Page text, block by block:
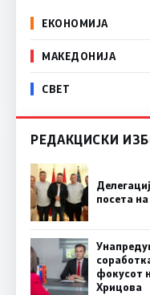
ЕКОНОМИЈА
МАКЕДОНИЈА
СВЕТ
РЕДАКЦИСКИ
посета
фокусот
Хрицова